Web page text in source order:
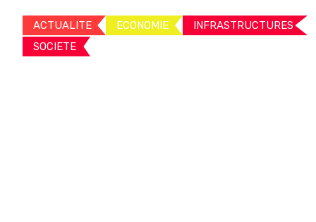
ACTUALITE ECONOMIE
INFRASTRUCTURES
SOCIETE